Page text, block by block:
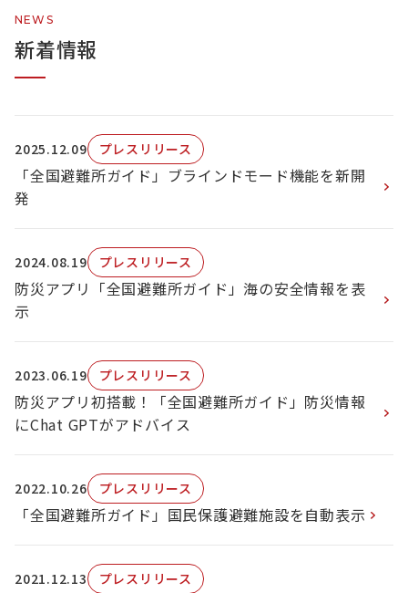
NEWS
新着情報
2025.12.09 プレスリリース
「全国避難所ガイド」ブラインドモード機能を新開
発
2024.08.19 プレスリリース
防災アプリ「全国避難所ガイド」海の安全情報を表
示
2023.06.19 プレスリリース
防災アプリ初搭載！「全国避難所ガイド」防災情報
にChat GPTがアドバイス
2022.10.26 プレスリリース
「全国避難所ガイド」国民保護避難施設を自動表示
2021.12.13 プレスリリース